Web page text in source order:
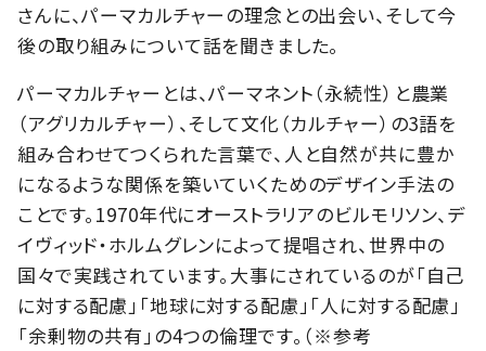
さんに、パーマカルチャーの理念との出会い、そして今
後の取り組みについて話を聞きました。
パーマカルチャーとは、パーマネント（永続性）と農業
（アグリカルチャー）、そして文化（カルチャー）の3語を
組み合わせてつくられた言葉で、人と自然が共に豊か
になるような関係を築いていくためのデザイン手法の
ことです。1970年代にオーストラリアのビルモリソン、デ
イヴィッド・ホルムグレンによって提唱され、世界中の
国々で実践されています。大事にされているのが「自己
に対する配慮」「地球に対する配慮」「人に対する配慮」
「余剰物の共有」の4つの倫理です。（※参考